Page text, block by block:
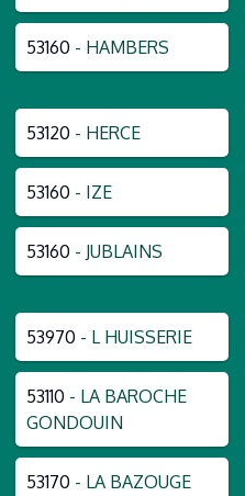
53160 - HAMBERS
53120 - HERCE
53160 - IZE
53160 - JUBLAINS
53970 - L HUISSERIE
53110 - LA BAROCHE
GONDOUIN
53170 - LA BAZOUGE